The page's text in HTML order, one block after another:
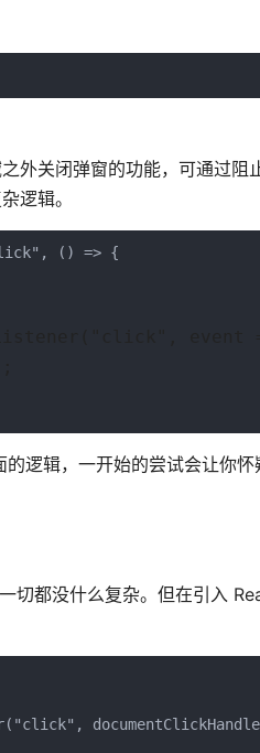
外关闭弹窗的功能，可通过
逻辑。
() => {
逻辑，一开始的尝试会让你怀
切都没什么复杂。但在引入